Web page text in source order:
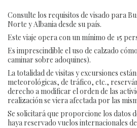
Consulte los requisitos de visado para
Norte y Albania desde su país.
Este viaje opera con un mínimo de 15
Es imprescindible el uso de calzado
caminar sobre adoquines).
La totalidad de visitas y excursiones
meteorológicas, de tráfico, etc.,
derecho a modificar el orden de las
realización se viera afectada por las
Se solicitará que proporcione los datos
haya reservado vuelos internacionales